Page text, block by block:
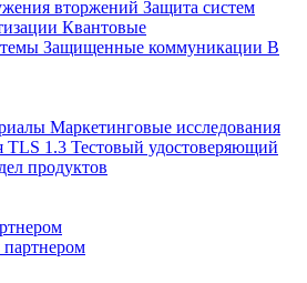
вторжений Защита систем
Квантовые
Защищенные коммуникации В
Маркетинговые исследования
TLS 1.3 Тестовый удостоверяющий
продуктов
партнером